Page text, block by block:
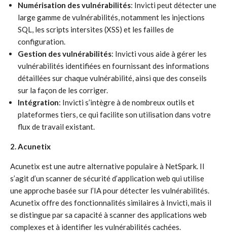
Numérisation des vulnérabilités: Invicti peut détecter une
large gamme de vulnérabilités, notamment les injections
SQL, les scripts intersites (XSS) et les failles de
configuration.
Gestion des vulnérabilités: Invicti vous aide à gérer les
vulnérabilités identifiées en fournissant des informations
détaillées sur chaque vulnérabilité, ainsi que des conseils
sur la façon de les corriger.
Intégration: Invicti s’intègre à de nombreux outils et
plateformes tiers, ce qui facilite son utilisation dans votre
flux de travail existant.
2. Acunetix
Acunetix est une autre alternative populaire à NetSpark. Il
s’agit d’un scanner de sécurité d’application web qui utilise
une approche basée sur l’IA pour détecter les vulnérabilités.
Acunetix offre des fonctionnalités similaires à Invicti, mais il
se distingue par sa capacité à scanner des applications web
complexes et à identifier les vulnérabilités cachées.